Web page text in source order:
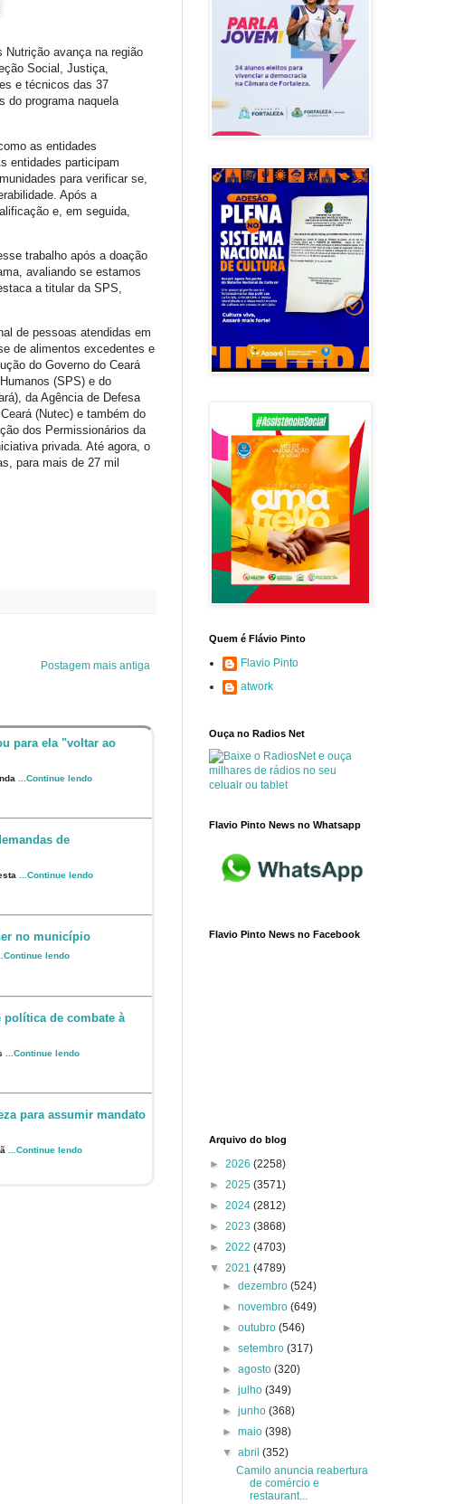
Nutrição avança na região
Social, Justiça,
e técnicos das 37
do programa naquela
as entidades
entidades participam
para verificar se,
Após a
e, em seguida,
trabalho após a doação
avaliando se estamos
a titular da SPS,
de pessoas atendidas em
de alimentos excedentes e
do Governo do Ceará
(SPS) e do
da Agência de Defesa
(Nutec) e também do
dos Permissionários da
privada. Até agora, o
para mais de 27 mil
Postagem mais antiga
para ela "voltar ao
...Continue lendo
de
...Continue lendo
no município
...Continue lendo
política de combate à
...Continue lendo
para assumir mandato
...Continue lendo
Quem é Flávio Pinto
Flavio Pinto
atwork
Ouça no Radios Net
Flavio Pinto News no Whatsapp
Flavio Pinto News no Facebook
Arquivo do blog
► 2026 (2258)
► 2025 (3571)
► 2024 (2812)
► 2023 (3868)
► 2022 (4703)
▼ 2021 (4789)
►dezembro(524)
►novembro(649)
►outubro(546)
►setembro(317)
►agosto(320)
►julho(349)
►junho(368)
►maio(398)
▼abril(352)
Camilo anuncia reabertura
de comércio e
restaurant...